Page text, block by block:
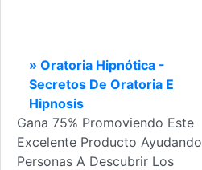
» Oratoria Hipnótica -
Secretos De Oratoria E
Hipnosis
Gana 75% Promoviendo Este
Excelente Producto Ayudando
Personas A Descubrir Los